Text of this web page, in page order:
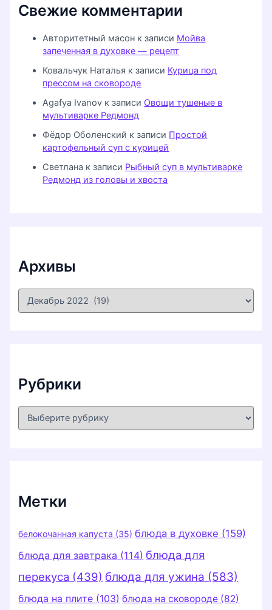
Свежие комментарии
Авторитетный масон к записи Мойва
запеченная в духовке — рецепт
Ковальчук Наталья к записи Курица под
прессом на сковороде
Agafya Ivanov к записи Овощи тушеные в
мультиварке Редмонд
Фёдор Оболенский к записи Простой
картофельный суп с курицей
Светлана к записи Рыбный суп в мультиварке
Редмонд из головы и хвоста
Архивы
А
Рубрики
Р
Метки
белокочанная капуста (35) блюда в духовке (159)
блюда для завтрака (114) блюда для
перекуса (439) блюда для ужина (583)
блюда на плите (103) блюда на сковороде (82)